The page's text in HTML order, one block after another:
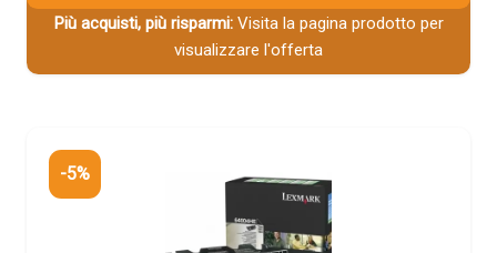
Più acquisti, più risparmi:Visita la pagina prodotto per
visualizzare l'offerta
-5%